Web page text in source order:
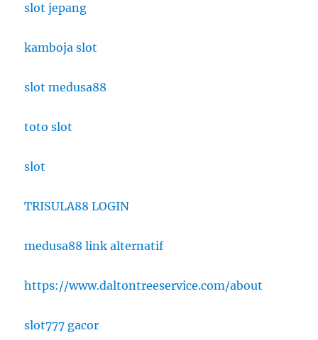
slot jepang
kamboja slot
slot medusa88
toto slot
slot
TRISULA88 LOGIN
medusa88 link alternatif
https://www.daltontreeservice.com/about
slot777 gacor